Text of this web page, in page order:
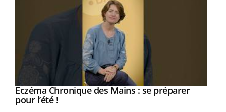
Youtube
Eczéma Chronique des Mains : se préparer
pour l’été !Youtube